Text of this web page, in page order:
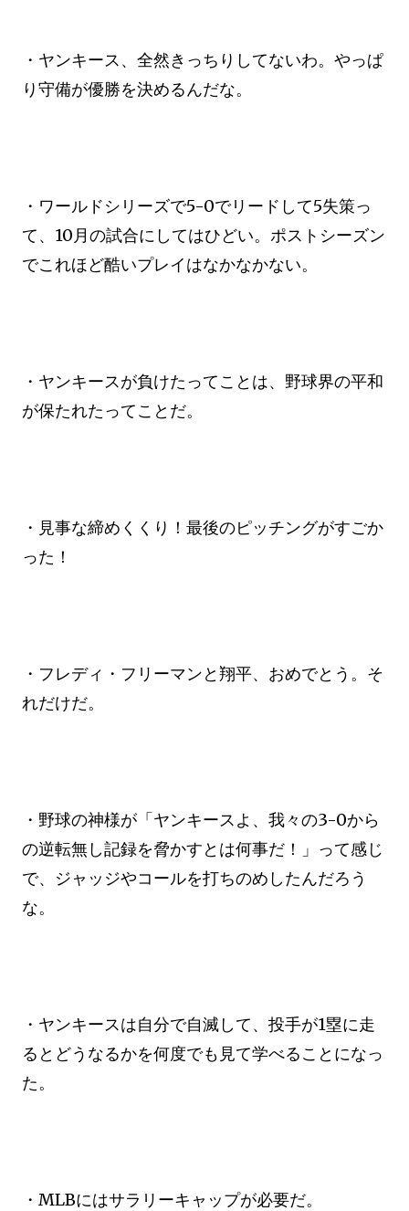
・ヤンキース、全然きっちりしてないわ。やっぱ
り守備が優勝を決めるんだな。
・ワールドシリーズで5-0でリードして5失策っ
て、10月の試合にしてはひどい。ポストシーズン
でこれほど酷いプレイはなかなかない。
・ヤンキースが負けたってことは、野球界の平和
が保たれたってことだ。
・見事な締めくくり！最後のピッチングがすごか
った！
・フレディ・フリーマンと翔平、おめでとう。そ
れだけだ。
・野球の神様が「ヤンキースよ、我々の3-0から
の逆転無し記録を脅かすとは何事だ！」って感じ
で、ジャッジやコールを打ちのめしたんだろう
な。
・ヤンキースは自分で自滅して、投手が1塁に走
るとどうなるかを何度でも見て学べることになっ
た。
・MLBにはサラリーキャップが必要だ。